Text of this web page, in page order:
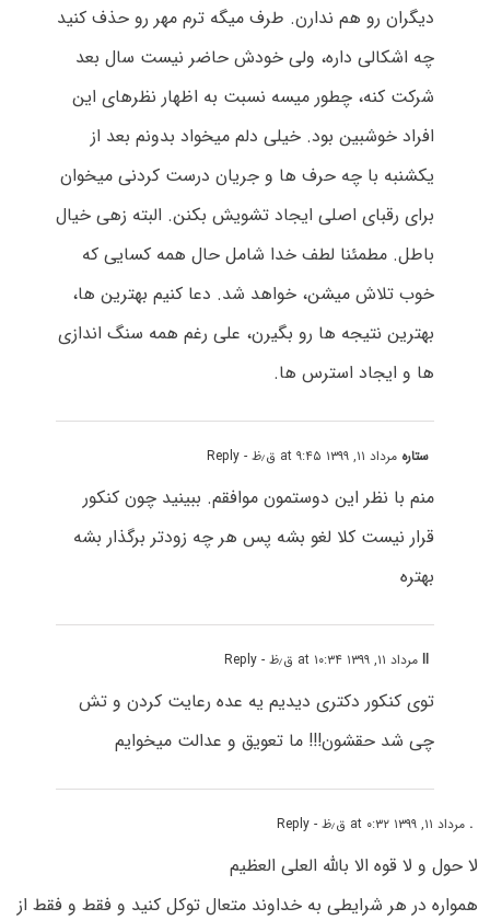
دیگران رو هم ندارن. طرف میگه ترم مهر رو حذف کنید
چه اشکالی داره، ولی خودش حاضر نیست سال بعد
شرکت کنه، چطور میسه نسبت به اظهار نظرهای این
افراد خوشبین بود. خیلی دلم میخواد بدونم بعد از
یکشنبه با چه حرف ها و جریان درست کردنی میخوان
برای رقبای اصلی ایجاد تشویش بکنن. البته زهی خیال
باطل. مطمئنا لطف خدا شامل حال همه کسایی که
خوب تلاش میشن، خواهد شد. دعا کنیم بهترین ها،
بهترین نتیجه ها رو بگیرن، علی رغم همه سنگ اندازی
ها و ایجاد استرس ها.
ستاره مرداد ۱۱, ۱۳۹۹ at ۹:۴۵ ق٫ظ - Reply
منم با نظر این دوستمون موافقم. ببینید چون کنکور
قرار نیست کلا لغو بشه پس هر چه زودتر برگذار بشه
بهتره
llمرداد ۱۱, ۱۳۹۹ at ۱۰:۳۴ ق٫ظ - Reply
توی کنکور دکتری دیدیم یه عده رعایت کردن و تش
چی شد حقشون!!! ما تعویق و‌ عدالت میخوایم
. مرداد ۱۱, ۱۳۹۹ at ۰:۳۲ ق٫ظ - Reply
لا حول و لا قوه الا بالله العلی العظیم
همواره در هر شرایطی به خداوند متعال توکل کنید و فقط و فقط از